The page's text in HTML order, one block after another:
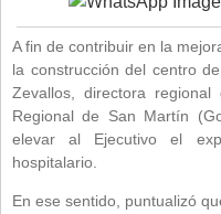
A fin de contribuir en la
la construcción del centro
Zevallos, directora
Regional de San Martín
elevar al Ejecutivo el
hospitalario.
En ese sentido, puntualizó